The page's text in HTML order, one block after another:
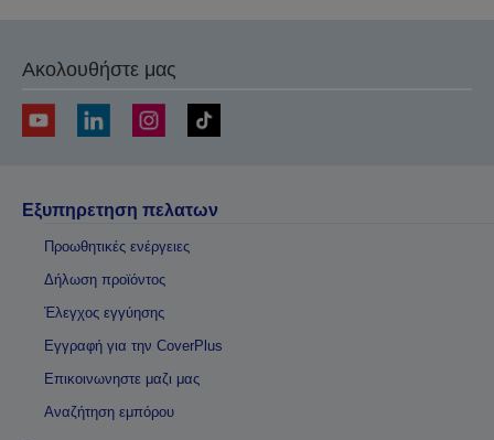
Ακολουθήστε μας
Εξυπηρετηση πελατων
Προωθητικές ενέργειες
Δήλωση προϊόντος
Έλεγχος εγγύησης
Εγγραφή για την CoverPlus
Επικοινωνηστε μαζι μας
Αναζήτηση εμπόρου